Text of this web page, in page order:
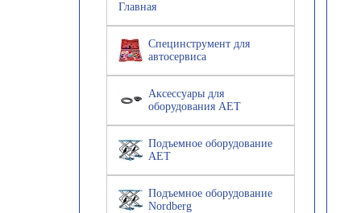
Главная
Специнструмент для
автосервиса
Аксессуары для
оборудования АЕТ
Подъемное оборудование
AET
Подъемное оборудование
Nordberg